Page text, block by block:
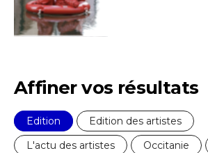
Affiner vos résultats
Edition
Edition des artistes
L'actu des artistes
Occitanie